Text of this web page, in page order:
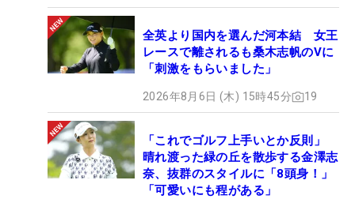
全英より国内を選んだ河本結 女王
レースで離されるも桑木志帆のVに
「刺激をもらいました」
2026年8月6日 (木) 15時45分 19
「これでゴルフ上手いとか反則」
晴れ渡った緑の丘を散歩する金澤志
奈、抜群のスタイルに「8頭身！」
「可愛いにも程がある」